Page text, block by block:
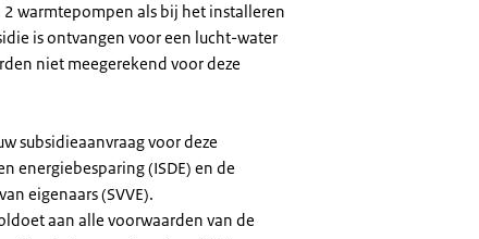
warmtepompen als bij het installeren
is ontvangen voor een lucht-water
niet meegerekend voor deze
subsidieaanvraag voor deze
energiebesparing (ISDE) en de
eigenaars (SVVE).
aan alle voorwaarden van de